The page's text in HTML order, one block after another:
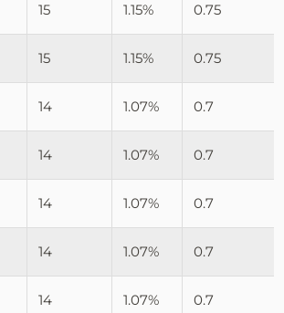
15 1.15% 0.75
15 1.15% 0.75
14 1.07% 0.7
14 1.07% 0.7
14 1.07% 0.7
14 1.07% 0.7
14 1.07% 0.7